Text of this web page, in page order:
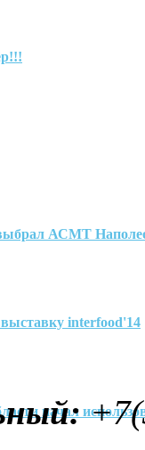
АСМТ
interfood'14
начал: